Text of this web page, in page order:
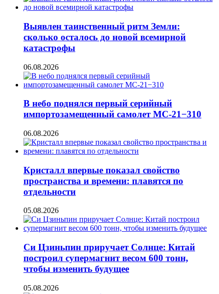
Выявлен таинственный ритм Земли:
сколько осталось до новой всемирной
катастрофы
06.08.2026
В небо поднялся первый серийный
импортозамещенный самолет МС-21−310
06.08.2026
Кристалл впервые показал свойство
пространства и времени: плавятся по
отдельности
05.08.2026
Си Цзиньпин приручает Солнце: Китай
построил супермагнит весом 600 тонн,
чтобы изменить будущее
05.08.2026